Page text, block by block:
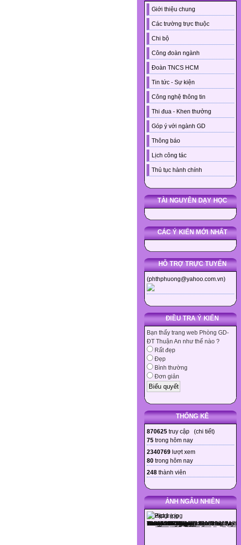
Giới thiệu chung
Các trường trực thuộc
Chi bộ
Công đoàn ngành
Đoàn TNCS HCM
Tin tức - Sự kiện
Công nghệ thông tin
Thi đua - Khen thưởng
Góp ý với ngành GD
Thông báo
Lịch công tác
Thủ tục hành chính
TÀI NGUYÊN DẠY HỌC
CÁC Ý KIẾN MỚI NHẤT
HỖ TRỢ TRỰC TUYẾN
(phthphuong@yahoo.com.vn)
ĐIỀU TRA Ý KIẾN
Bạn thấy trang web Phòng GD-
ĐT Thuận An như thế nào ?
Rất đẹp
Đẹp
Bình thường
Đơn giản
THỐNG KÊ
870625 truy cập (chi tiết)
75 trong hôm nay
2340769 lượt xem
80 trong hôm nay
248 thành viên
ẢNH NGẪU NHIÊN